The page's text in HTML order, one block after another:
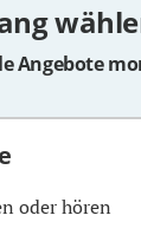
Angebote
oder hören